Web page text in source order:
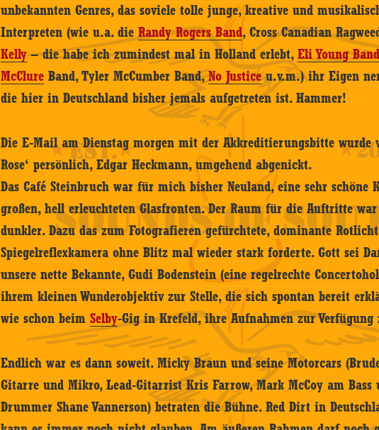
unbekannten Genres, das soviele tolle junge, kreative und
Interpreten (wie u.a. dieRandy Rogers Band, Cross Canadian
Kelly– die habe ich zumindest mal in Holland erlebt,Eli Young
McClure Band, Tyler McCumber Band,No Justiceu.v.m.) ihr Eigen
die hier in Deutschland bisher jemals aufgetreten ist. Hammer!
Die E-Mail am Dienstag morgen mit der Akkreditierungsbitte wurde
Rose‘ persönlich, Edgar Heckmann, umgehend abgenickt.
Das Café Steinbruch war für mich bisher Neuland, eine sehr schöne
großen, hell erleuchteten Glasfronten. Der Raum für die Auftritte
dunkler. Dazu das zum Fotografieren gefürchtete, dominante
Spiegelreflexkamera ohne Blitz mal wieder stark forderte. Gott sei
unsere nette Bekannte, Gudi Bodenstein (eine regelrechte
ihrem kleinen Wunderobjektiv zur Stelle, die sich spontan bereit
wie schon beimSelby-Gig in Krefeld, ihre Aufnahmen zur Verfügung
Endlich war es dann soweit. Micky Braun und seine Motorcars
Gitarre und Mikro, Lead-Gitarrist Kris Farrow, Mark McCoy am Bass
Drummer Shane Vannerson) betraten die Bühne. Red Dirt in